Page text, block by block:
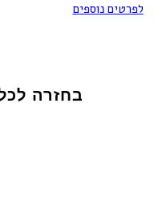
לפרטים נוספים
בחזרה